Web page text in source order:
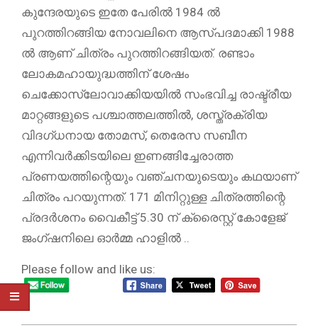
കുന്ദേരയുടെ ഇതേ പേരിൽ 1984 ൽ
പുറത്തിറങ്ങിയ നോവലിനെ ആസ്പദമാക്കി 1988
ൽ ആണ് ചിത്രം പുറത്തിറങ്ങിയത്. രണ്ടാം
ലോകമഹായുദ്ധത്തിന് ശേഷം
ചെക്കോസ്ലോവാക്കിയയിൽ സംഭവിച്ച രാഷ്ട്രീയ
മാറ്റങ്ങളുടെ പശ്ചാത്തലത്തിൽ, ശസ്ത്രക്രിയ
വിദഗ്ധനായ തോമസ്, തെരേസ സബീന
എന്നിവർക്കിടയിലെ ഇണങ്ങിച്ചേരാത്ത
പ്രണയത്തിന്റെയും വഞ്ചനയുടെയും കഥയാണ്
ചിത്രം പറയുന്നത്. 171 മിനിറ്റുള്ള ചിത്രത്തിന്റെ
പ്രദർശനം വൈകീട്ട് 5.30 ന് ക്രൈസ്റ്റ് കോളേജ്
ജംഗ്ഷനിലെ ഓർമ്മ ഹാളിൽ ..
Please follow and like us: